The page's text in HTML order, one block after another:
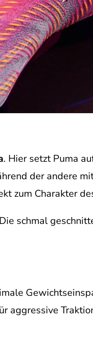
. Hier setzt Puma
der andere
zum Charakter
schmal
aggressive